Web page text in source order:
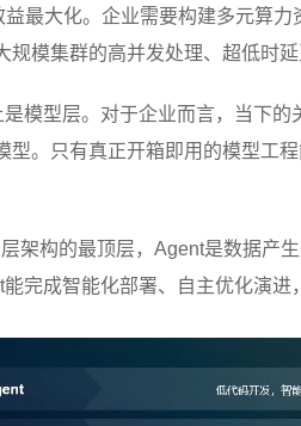
益最大化。企业需要构建多元算
规模集群的高并发处理、超低时延
是模型层。对于企业而言，当下
型。只有真正开箱即用的模型工
架构的最顶层，Agent是数据产
完成智能化部署、自主优化演进